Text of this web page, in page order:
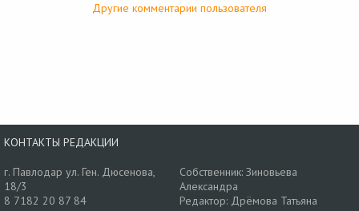
Другие комментарии пользователя
КОНТАКТЫ РЕДАКЦИИ
г. Павлодар ул. Ген. Дюсенова,
18/3
8 7182 20 87 84
Собственник: Зиновьева
Александра
Редактор: Дрёмова Татьяна